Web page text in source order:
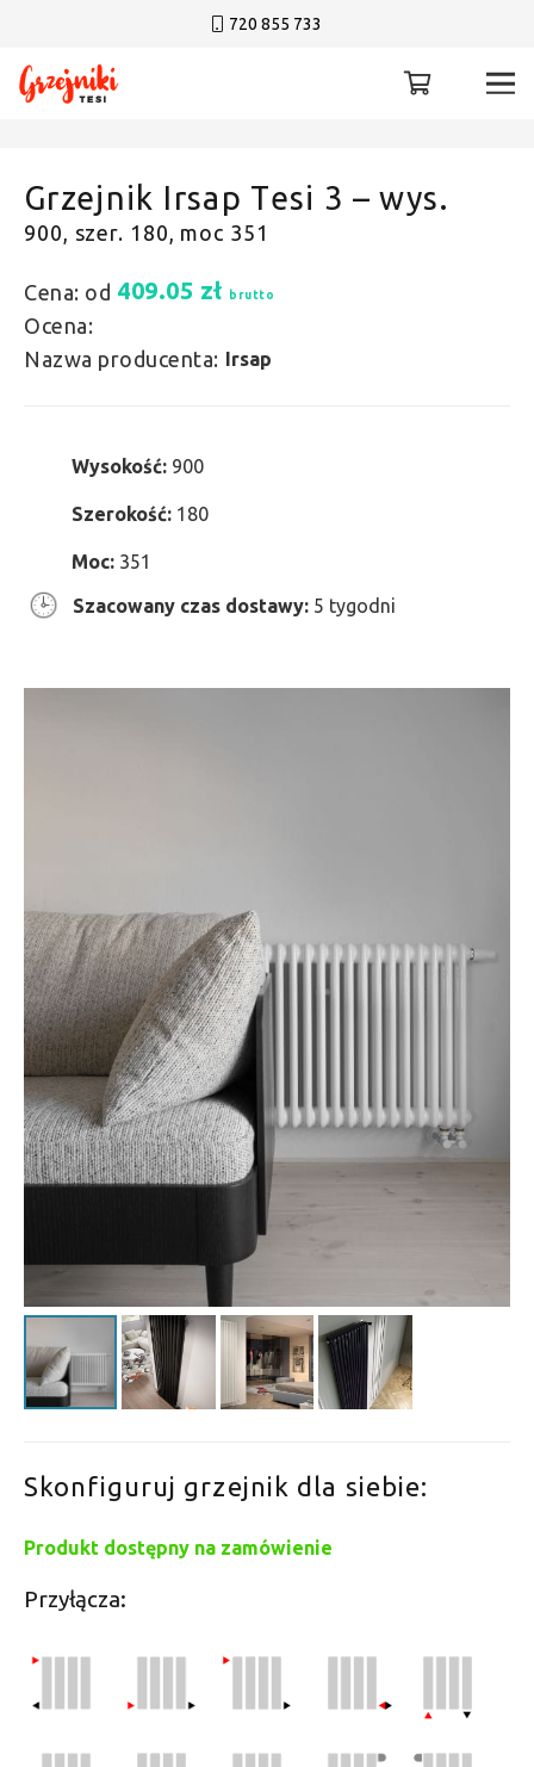
720 855 733
Grzejnik Irsap Tesi 3 – wys.
900, szer. 180, moc 351
Cena: od 409.05 zł brutto
Ocena:
Nazwa producenta: Irsap
Wysokość: 900
Szerokość: 180
Moc: 351
Szacowany czas dostawy: 5 tygodni
Skonfiguruj grzejnik dla siebie:
Produkt dostępny na zamówienie
Przyłącza: